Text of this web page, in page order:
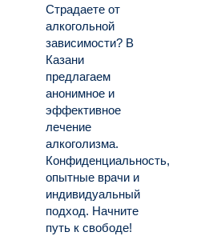
Страдаете от
алкогольной
зависимости? В
Казани
предлагаем
анонимное и
эффективное
лечение
алкоголизма.
Конфиденциальность,
опытные врачи и
индивидуальный
подход. Начните
путь к свободе!